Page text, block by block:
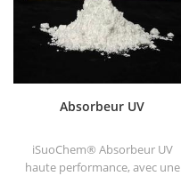
Absorbeur UV
iSuoChem® Absorbeur UV
haute performance, avec une